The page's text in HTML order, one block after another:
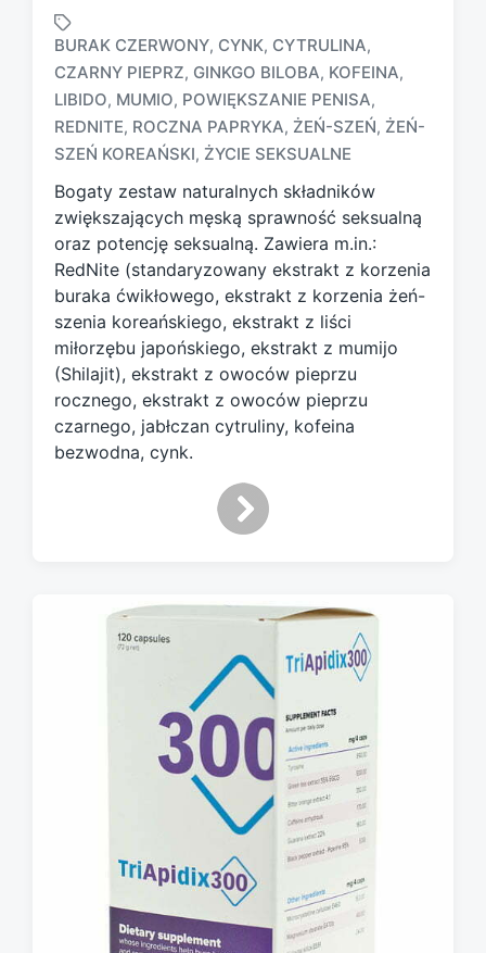
T
a
g
e
d
w
i
h
BURAK CZERWONY, CYNK, CYTRULINA,
CZARNY PIEPRZ, GINKGO BILOBA, KOFEINA,
LIBIDO, MUMIO, POWIĘKSZANIE PENISA,
REDNITE, ROCZNA PAPRYKA, ŻEŃ-SZEŃ, ŻEŃ-
SZEŃ KOREAŃSKI, ŻYCIE SEKSUALNE
Bogaty zestaw naturalnych składników
zwiększających męską sprawność seksualną
oraz potencję seksualną. Zawiera m.in.:
RedNite (standaryzowany ekstrakt z korzenia
buraka ćwikłowego, ekstrakt z korzenia żeń-
szenia koreańskiego, ekstrakt z liści
miłorzębu japońskiego, ekstrakt z mumijo
(Shilajit), ekstrakt z owoców pieprzu
rocznego, ekstrakt z owoców pieprzu
czarnego, jabłczan cytruliny, kofeina
bezwodna, cynk.